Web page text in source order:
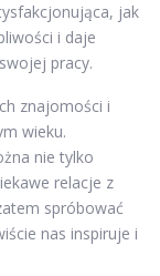
jak
i daje
pracy.
znajomości i
wieku.
nie tylko
relacje z
spróbować
nas inspiruje i